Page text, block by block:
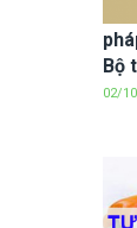
Bộ
02/